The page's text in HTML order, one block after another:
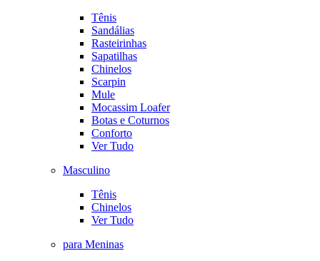
Tênis
Sandálias
Rasteirinhas
Sapatilhas
Chinelos
Scarpin
Mule
Mocassim Loafer
Botas e Coturnos
Conforto
Ver Tudo
Masculino
Tênis
Chinelos
Ver Tudo
para Meninas